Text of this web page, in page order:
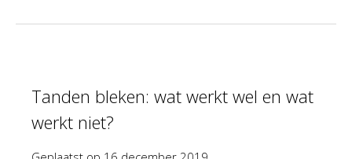
Tanden bleken: wat werkt wel en wat
werkt niet?